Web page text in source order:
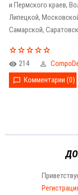
и Пермского краев,
Липецкой,
Самарской,
214
Комментарии (0)